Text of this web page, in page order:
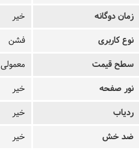
زمان دوگانه
خیر
نوع کاربری
فشن
سطح قیمت
معمولی
نور صفحه
خیر
ردیاب
خیر
ضد خش
خیر